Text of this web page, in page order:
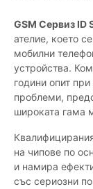
GSM Сервиз ID
ателие, което
мобилни
устройства.
години опит
проблеми,
широката гама
на чипове по
и намира
със сериозни